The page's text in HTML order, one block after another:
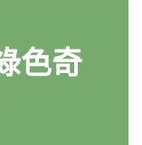
色奇